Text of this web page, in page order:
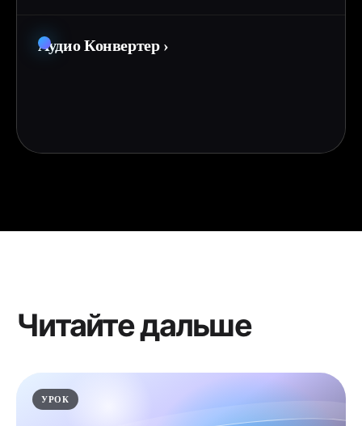
Аудио Конвертер ›
Читайте дальше
УРОК